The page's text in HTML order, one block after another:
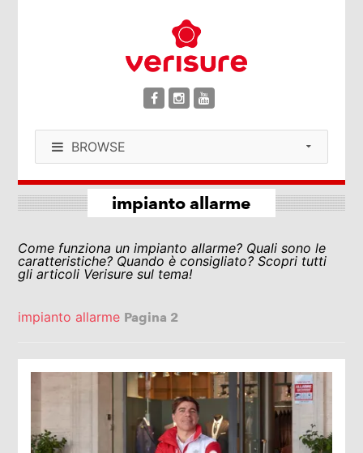
BROWSE
impianto allarme
Come funziona un impianto allarme? Quali sono le
caratteristiche? Quando è consigliato? Scopri tutti
gli articoli Verisure sul tema!
impianto allarme Pagina 2